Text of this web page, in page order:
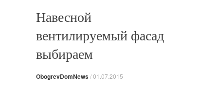
Навесной
вентилируемый фасад
выбираем
ObogrevDomNews/01.07.2015